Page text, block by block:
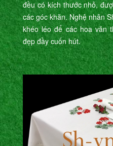
đều có kích thước nhỏ,
các góc khăn. Nghệ nhân
khéo léo để các hoa văn
đẹp đầy cuốn hút.